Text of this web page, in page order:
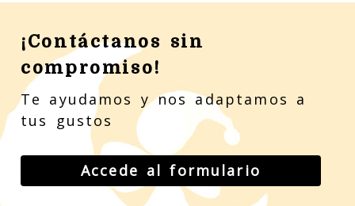
¡Contáctanos sin
compromiso!
Te ayudamos y nos adaptamos a
tus gustos
Accede al formulario